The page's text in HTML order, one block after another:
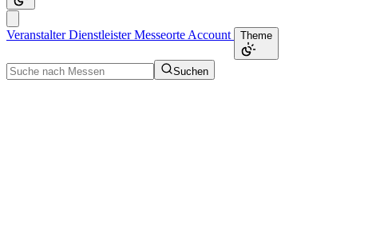
VeranstalterDienstleisterMesseorte Account Theme
Suchen